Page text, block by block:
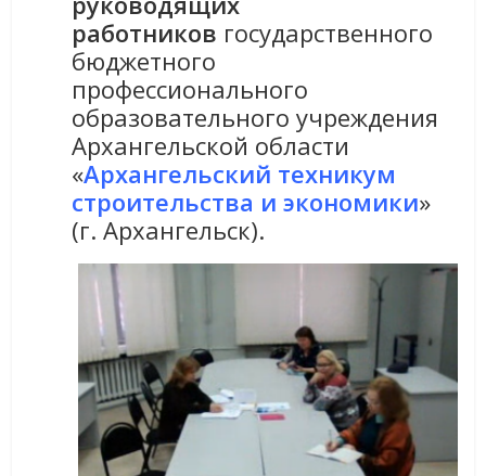
работников государственного
бюджетного
профессионального
образовательного учреждения
Архангельской области
«Архангельский техникум
строительства и экономики»
(г. Архангельск).